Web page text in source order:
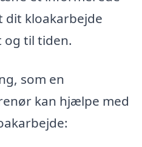
dit kloakarbejde
til tiden.
som en
kan hjælpe med